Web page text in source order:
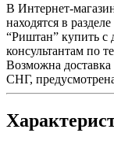
В Интернет-
находятся в
“Риштан” купить с
консультантам по
Возможна
СНГ,